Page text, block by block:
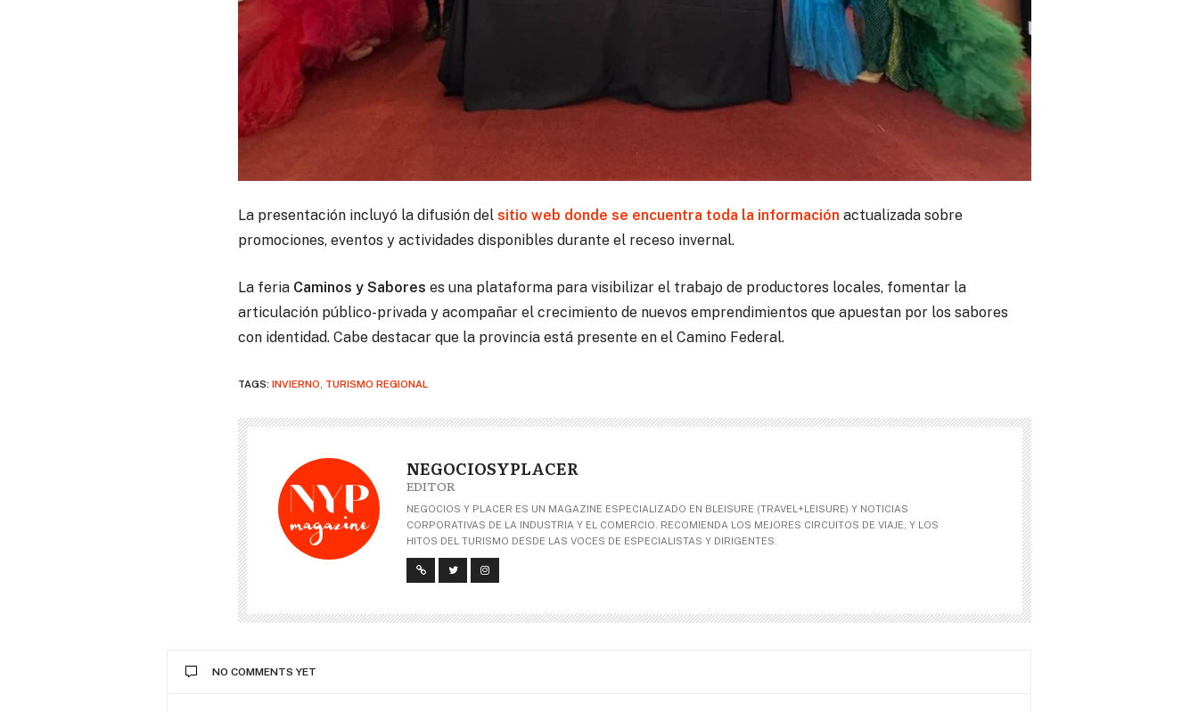
La presentación incluyó la difusión del sitio web donde se encuentra toda la información actualizada sobre
promociones, eventos y actividades disponibles durante el receso invernal.
La feria Caminos y Sabores es una plataforma para visibilizar el trabajo de productores locales, fomentar la
articulación público-privada y acompañar el crecimiento de nuevos emprendimientos que apuestan por los sabores
con identidad. Cabe destacar que la provincia está presente en el Camino Federal.
TAGS: INVIERNO TURISMO REGIONAL
NEGOCIOSYPLACER
EDITOR
NEGOCIOS Y PLACER ES UN MAGAZINE ESPECIALIZADO EN BLEISURE (TRAVEL+LEISURE) Y NOTICIAS
CORPORATIVAS DE LA INDUSTRIA Y EL COMERCIO. RECOMIENDA LOS MEJORES CIRCUITOS DE VIAJE, Y LOS
HITOS DEL TURISMO DESDE LAS VOCES DE ESPECIALISTAS Y DIRIGENTES.
NO COMMENTS YET